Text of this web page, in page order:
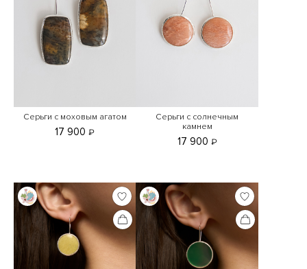
Серьги с моховым агатом
17 900₽
Серьги с солнечным
камнем
17 900 ₽